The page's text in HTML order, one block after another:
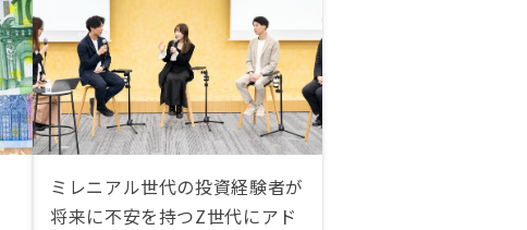
ミレニアル世代の投資経験者が
将来に不安を持つZ世代にアド